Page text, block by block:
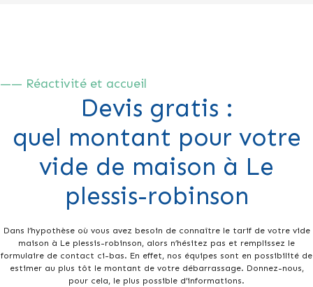
—— Réactivité et accueil
Devis gratis :
quel montant pour votre
vide de maison à Le
plessis-robinson
Dans l’hypothèse où vous avez besoin de connaître le tarif de votre vide
maison à Le plessis-robinson, alors n’hésitez pas et remplissez le
formulaire de contact ci-bas. En effet, nos équipes sont en possibilité de
estimer au plus tôt le montant de votre débarrassage. Donnez-nous,
pour cela, le plus possible d’informations.